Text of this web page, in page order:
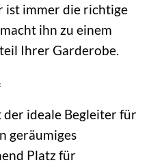
ist immer die richtige
ihn zu einem
Ihrer Garderobe.
der ideale Begleiter für
geräumiges
Platz für